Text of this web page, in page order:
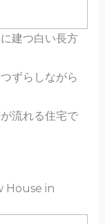
建つ白い長方
ずらしながら
流れる住宅で
House in